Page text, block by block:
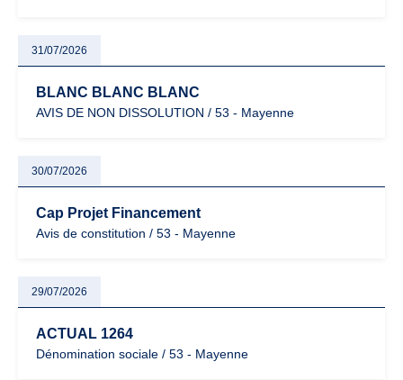
31/07/2026
BLANC BLANC BLANC
AVIS DE NON DISSOLUTION / 53 - Mayenne
30/07/2026
Cap Projet Financement
Avis de constitution / 53 - Mayenne
29/07/2026
ACTUAL 1264
Dénomination sociale / 53 - Mayenne